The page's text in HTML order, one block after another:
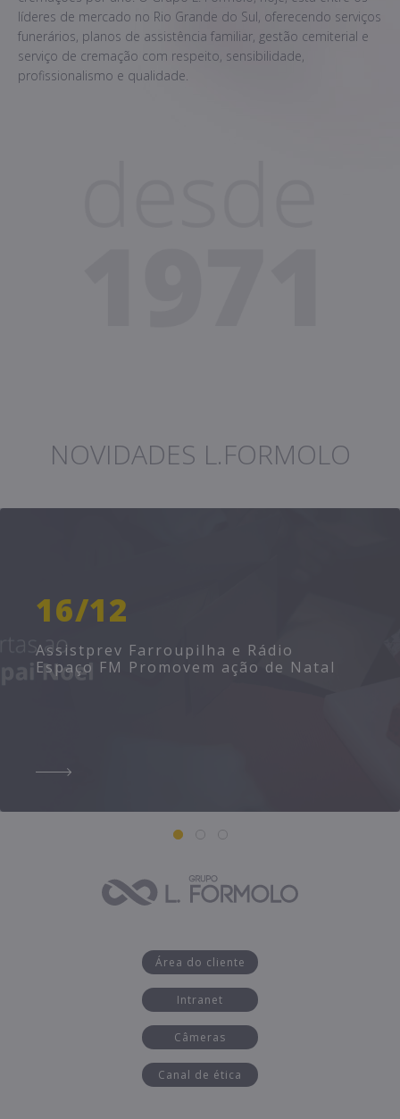
líderes de mercado no Rio Grande do Sul, oferecendo serviços
funerários, planos de assistência familiar, gestão cemiterial e
serviço de cremação com respeito, sensibilidade,
profissionalismo e qualidade.
NOVIDADES L.FORMOLO
16/12
Assistprev Farroupilha e Rádio
Espaço FM Promovem ação de Natal
Área do cliente
Intranet
Câmeras
Canal de ética